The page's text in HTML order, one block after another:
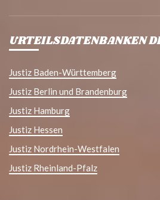
URTEILSDATENBANKEN
Justiz Baden-Württemberg
Justiz Berlin und Brandenburg
Justiz Hamburg
Justiz Hessen
Justiz Nordrhein-Westfalen
Justiz Rheinland-Pfalz